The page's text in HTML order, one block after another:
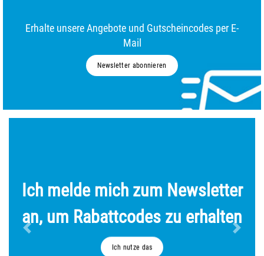
Erhalte unsere Angebote und Gutscheincodes per E-
Mail
Newsletter abonnieren
Ich melde mich zum Newsletter
an, um Rabattcodes zu erhalten
Ich nutze das